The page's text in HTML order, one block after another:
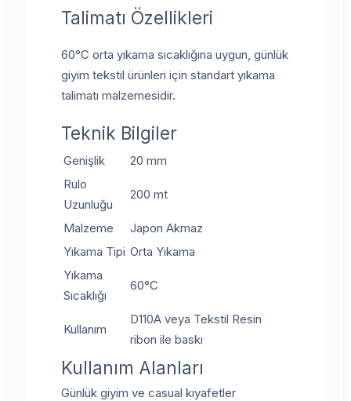
Talimatı Özellikleri
60°C orta yıkama sıcaklığına uygun, günlük
giyim tekstil ürünleri için standart yıkama
talimatı malzemesidir.
Teknik Bilgiler
Genişlik
20 mm
Rulo
Uzunluğu
200 mt
Malzeme
Japon Akmaz
Yıkama Tipi Orta Yıkama
Yıkama
Sıcaklığı
60°C
Kullanım
D110A veya Tekstil Resin
ribon ile baskı
Kullanım Alanları
Günlük giyim ve casual kıyafetler